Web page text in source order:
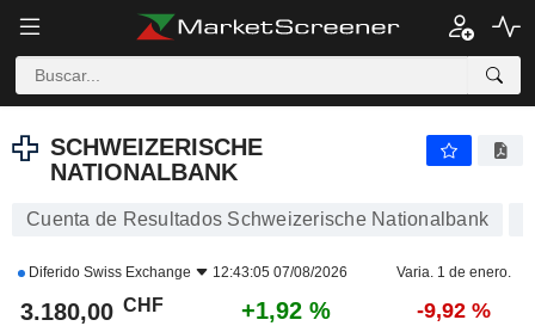
SCHWEIZERISCHE
NATIONALBANK
Cuenta de Resultados Schweizerische Nationalbank
Diferido Swiss Exchange 12:43:05 07/08/2026 Varia. 1 de enero.
3.180,00 CHF +1,92 % -9,92 %